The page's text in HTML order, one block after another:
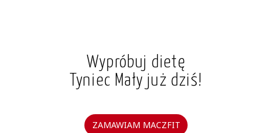
Wypróbuj dietę
Tyniec Mały już dziś!
ZAMAWIAM MACZFIT